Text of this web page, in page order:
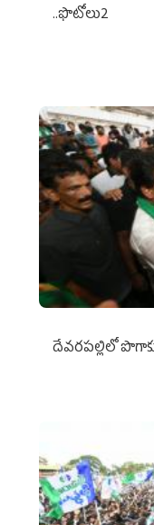
..ఫొటోలు2
దేవరపల్లిలో